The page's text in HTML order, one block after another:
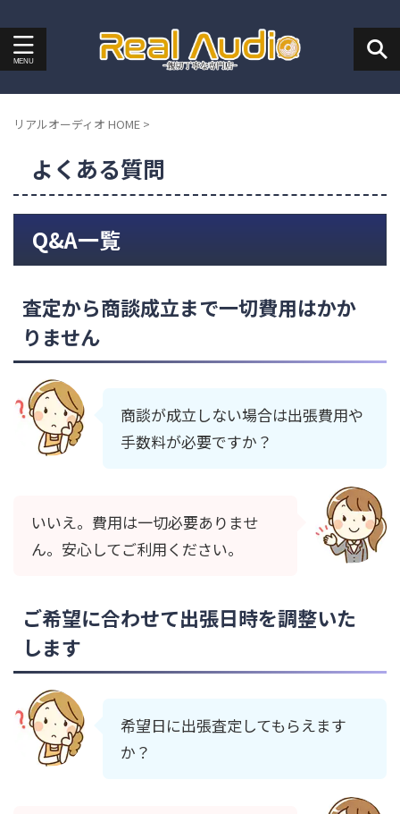
リアルオーディオ HOME >
よくある質問
Q&A一覧
査定から商談成立まで一切費用はかか
りません
商談が成立しない場合は出張費用や
手数料が必要ですか？
いいえ。費用は一切必要ありませ
ん。安心してご利用ください。
ご希望に合わせて出張日時を調整いた
します
希望日に出張査定してもらえます
か？